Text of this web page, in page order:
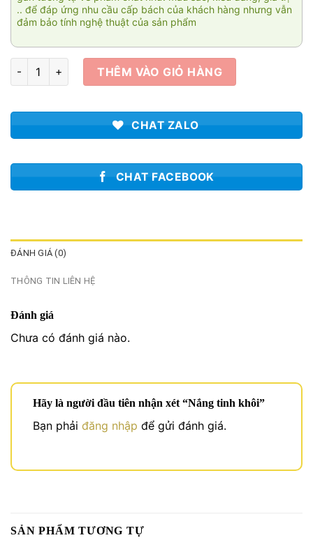
.. để đáp ứng nhu cầu cấp bách của khách hàng nhưng vẫn
đảm bảo tính nghệ thuật của sản phẩm
Nắng tinh khôi số lượngTHÊM VÀO GIỎ HÀNG
CHAT ZALO
CHAT FACEBOOK
ĐÁNH GIÁ (0)
THÔNG TIN LIÊN HỆ
Đánh giá
Chưa có đánh giá nào.
Hãy là người đầu tiên nhận xét “Nắng tinh khôi”
Bạn phải đăng nhập để gửi đánh giá.
SẢN PHẨM TƯƠNG TỰ